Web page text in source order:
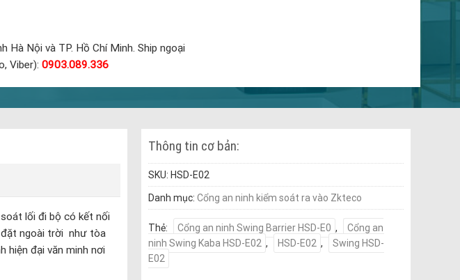
Hà Nội và TP. Hồ Chí Minh. Ship ngoại
Viber): 0903.089.336
lối đi bộ có kết nối
đặt ngoài trời như tòa
hiện đại văn minh nơi
Thông tin cơ bản:
SKU: HSD-E02
Danh mục: Cổng an ninh kiểm soát ra vào Zkteco
Thẻ: Cổng an ninh Swing Barrier HSD-E0 ,
Cổng an
ninh Swing Kaba HSD-E02 , HSD-E02 ,
Swing HSD-
E02